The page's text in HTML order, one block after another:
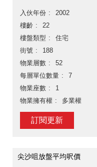
入伙年份
2002
樓齡
22
樓盤類型
住宅
街號
188
物業層數
52
每層單位數量
7
物業座數
1
物業擁有權
多業權
訂閱更新
尖沙咀放盤平均呎價